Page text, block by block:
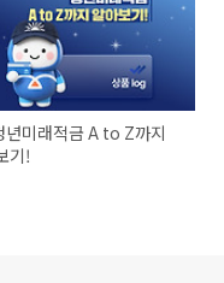
년미래적금 A to Z까지
기!